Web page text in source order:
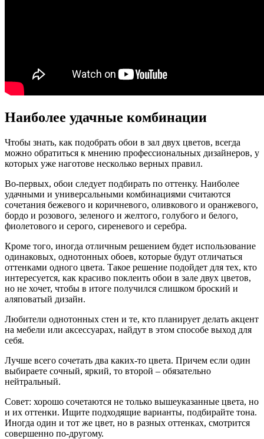
Наиболее удачные комбинации
Чтобы знать, как подобрать обои в зал двух цветов, всегда
можно обратиться к мнению профессиональных дизайнеров, у
которых уже наготове несколько верных правил.
Во-первых, обои следует подбирать по оттенку. Наиболее
удачными и универсальными комбинациями считаются
сочетания бежевого и коричневого, оливкового и оранжевого,
бордо и розового, зеленого и желтого, голубого и белого,
фиолетового и серого, сиреневого и серебра.
Кроме того, иногда отличным решением будет использование
одинаковых, однотонных обоев, которые будут отличаться
оттенками одного цвета. Такое решение подойдет для тех, кто
интересуется, как красиво поклеить обои в зале двух цветов,
но не хочет, чтобы в итоге получился слишком броский и
аляповатый дизайн.
Любители однотонных стен и те, кто планирует делать акцент
на мебели или аксессуарах, найдут в этом способе выход для
себя.
Лучше всего сочетать два каких-то цвета. Причем если один
выбираете сочный, яркий, то второй – обязательно
нейтральный.
Совет: хорошо сочетаются не только вышеуказанные цвета, но
и их оттенки. Ищите подходящие варианты, подбирайте тона.
Иногда один и тот же цвет, но в разных оттенках, смотрится
совершенно по-другому.